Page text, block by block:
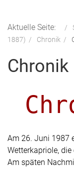
Aktuelle Seite:
1887)
Chronik
Chronik
Am 26. Juni 1987
Wetterkapriole,
Am späten